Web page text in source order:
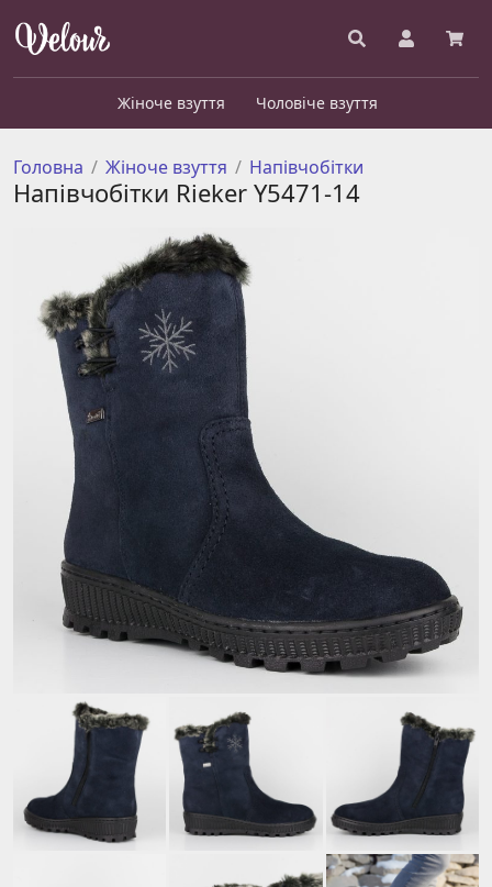
Жіноче взуття Чоловіче взуття
Головна Жіноче взуття Напівчобітки
Напівчобітки Rieker Y5471-14